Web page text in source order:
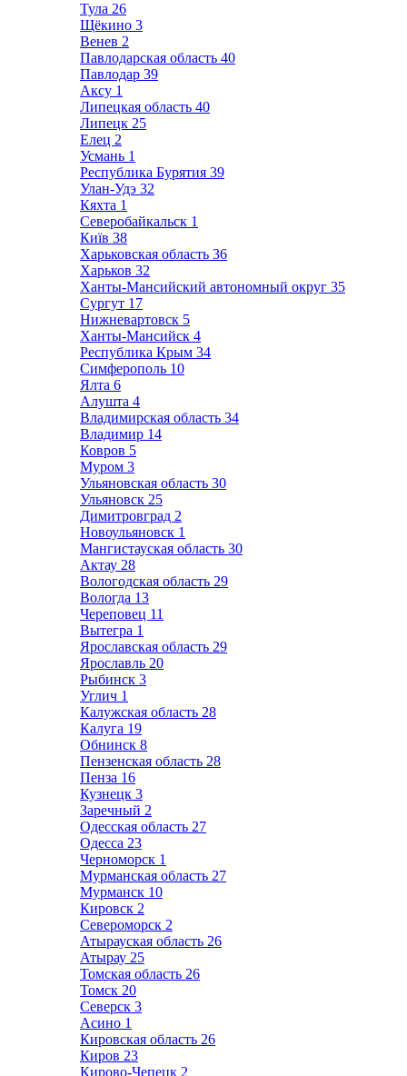
Тула 26
Щёкино 3
Венев 2
Павлодарская область 40
Павлодар 39
Аксу 1
Липецкая область 40
Липецк 25
Елец 2
Усмань 1
Республика Бурятия 39
Улан-Удэ 32
Кяхта 1
Северобайкальск 1
Київ 38
Харьковская область 36
Харьков 32
Ханты-Мансийский автономный округ 35
Сургут 17
Нижневартовск 5
Ханты-Мансийск 4
Республика Крым 34
Симферополь 10
Ялта 6
Алушта 4
Владимирская область 34
Владимир 14
Ковров 5
Муром 3
Ульяновская область 30
Ульяновск 25
Димитровград 2
Новоульяновск 1
Мангистауская область 30
Актау 28
Вологодская область 29
Вологда 13
Череповец 11
Вытегра 1
Ярославская область 29
Ярославль 20
Рыбинск 3
Углич 1
Калужская область 28
Калуга 19
Обнинск 8
Пензенская область 28
Пенза 16
Кузнецк 3
Заречный 2
Одесская область 27
Одесса 23
Черноморск 1
Мурманская область 27
Мурманск 10
Кировск 2
Североморск 2
Атырауская область 26
Атырау 25
Томская область 26
Томск 20
Северск 3
Асино 1
Кировская область 26
Киров 23
Кирово-Чепецк 2